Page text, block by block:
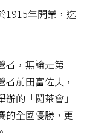
1915年開業，迄
者，無論是第二
前田富佐夫，
的「鬪茶會」
的全國優勝，更